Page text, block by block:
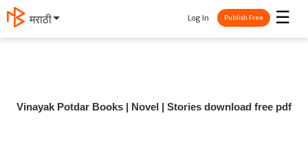
मराठी ☰
Log In Publish Free
Vinayak Potdar Books | Novel | Stories download free pdf